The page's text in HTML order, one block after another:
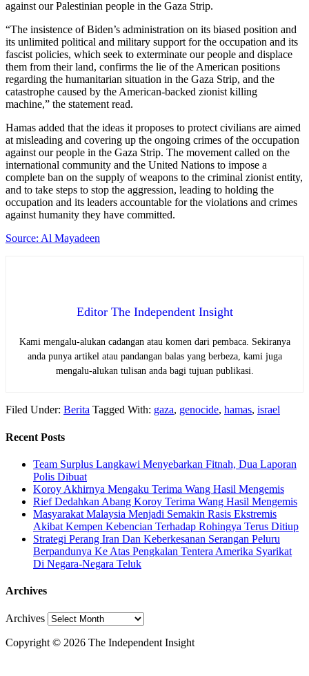
against our Palestinian people in the Gaza Strip.
“The insistence of Biden’s administration on its biased position and
its unlimited political and military support for the occupation and its
fascist policies, which seek to exterminate our people and displace
them from their land, confirms the lie of the American positions
regarding the humanitarian situation in the Gaza Strip, and the
catastrophe caused by the American-backed zionist killing
machine,” the statement read.
Hamas added that the ideas it proposes to protect civilians are aimed
at misleading and covering up the ongoing crimes of the occupation
against our people in the Gaza Strip. The movement called on the
international community and the United Nations to impose a
complete ban on the supply of weapons to the criminal zionist entity,
and to take steps to stop the aggression, leading to holding the
occupation and its leaders accountable for the violations and crimes
against humanity they have committed.
Source: Al Mayadeen
Editor The Independent Insight
Kami mengalu-alukan cadangan atau komen dari pembaca. Sekiranya
anda punya artikel atau pandangan balas yang berbeza, kami juga
mengalu-alukan tulisan anda bagi tujuan publikasi.
Filed Under: Berita Tagged With: gaza, genocide, hamas, israel
Recent Posts
Team Surplus Langkawi Menyebarkan Fitnah, Dua Laporan
Polis Dibuat
Koroy Akhirnya Mengaku Terima Wang Hasil Mengemis
Rief Dedahkan Abang Koroy Terima Wang Hasil Mengemis
Masyarakat Malaysia Menjadi Semakin Rasis Ekstremis
Akibat Kempen Kebencian Terhadap Rohingya Terus Ditiup
Strategi Perang Iran Dan Keberkesanan Serangan Peluru
Berpandunya Ke Atas Pengkalan Tentera Amerika Syarikat
Di Negara-Negara Teluk
Archives
Archives
Copyright © 2026 The Independent Insight